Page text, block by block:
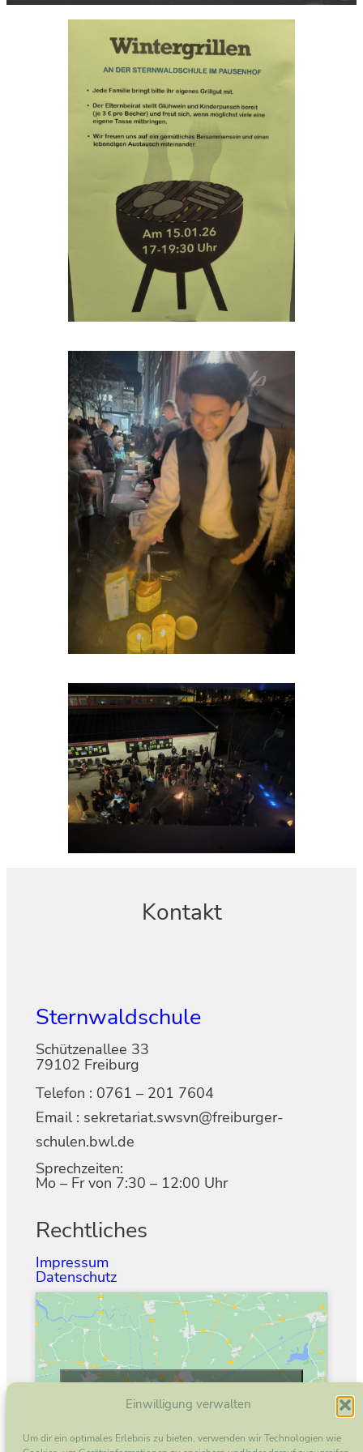
Einwilligung verwalten
Um dir ein optimales Erlebnis zu bieten, verwenden wir Technologien wie
Kontakt
Sternwaldschule
Schützenallee 33
79102 Freiburg
Telefon : 0761 – 201 7604
Email : sekretariat.swsvn@freiburger-
schulen.bwl.de
Sprechzeiten:
Mo – Fr von 7:30 – 12:00 Uhr
Rechtliches
Impressum
Datenschutz
akzeptieren und diesen Inhalt zu aktivieren